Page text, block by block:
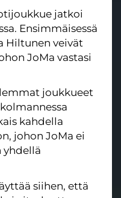
jatkoi
Ensimmäisessä
Hiltunen veivät
JoMa vastasi
joukkueet
kahdella
johon JoMa ei
yhdellä
siihen, että